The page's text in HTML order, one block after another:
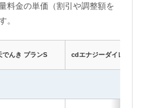
料金の単価（割引や調整額を
。
でんき プランS cdエナジーダイレクト